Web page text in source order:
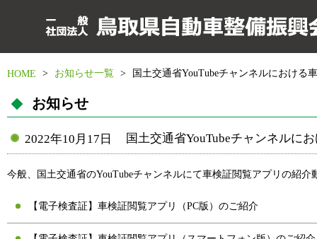
HOME > お知らせ一覧 > 国土交通省YouTubeチャンネルにおける
お知らせ
2022年10月17日 国土交通省YouTubeチャンネルに
今般、国土交通省のYouTubeチャンネルにて車検証閲覧アプリの紹
【電子検査証】車検証閲覧アプリ（PC版）のご紹介